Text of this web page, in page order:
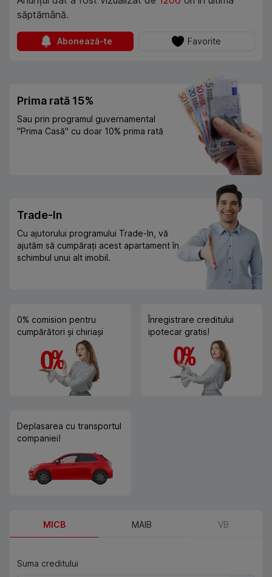
săptămână.
Abonează-te Favorite
Prima rată 15%
Sau prin programul guvernamental
"Prima Casă" cu doar 10% prima rată
Trade-In
Cu ajutorului programului Trade-In, vă
ajutăm să cumpărați acest apartament în
schimbul unui alt imobil.
0% comision pentru
cumpărători și chiriași
Înregistrare creditului
ipotecar gratis!
Deplasarea cu transportul
companiei!
MICB MAIB VB
Suma creditului